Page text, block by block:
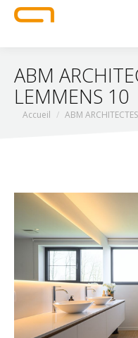
ABM
LEMMENS 10
Vous êtes ici :
Accueil ABM